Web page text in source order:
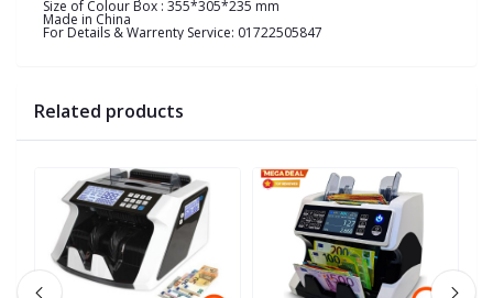
Size of Colour Box : 355*305*235 mm
Made in China
For Details & Warrenty Service: 01722505847
Related products